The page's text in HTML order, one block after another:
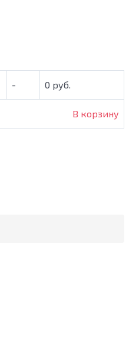
- 0 руб.
В корзину